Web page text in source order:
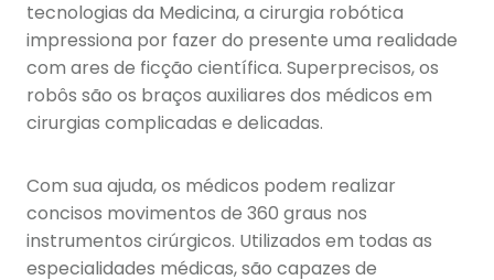
tecnologias da Medicina, a cirurgia robótica
impressiona por fazer do presente uma realidade
com ares de ficção científica. Superprecisos, os
robôs são os braços auxiliares dos médicos em
cirurgias complicadas e delicadas.
Com sua ajuda, os médicos podem realizar
concisos movimentos de 360 graus nos
instrumentos cirúrgicos. Utilizados em todas as
especialidades médicas, são capazes de